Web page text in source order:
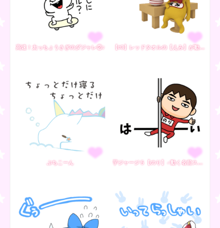
高速！太っちょうさぎのダジャレ②♪ 【#3】レッドタオルの【えみ】が動く!!
ぷちこーん 芋ジャージ５【のり】♂動く名前スタンプ